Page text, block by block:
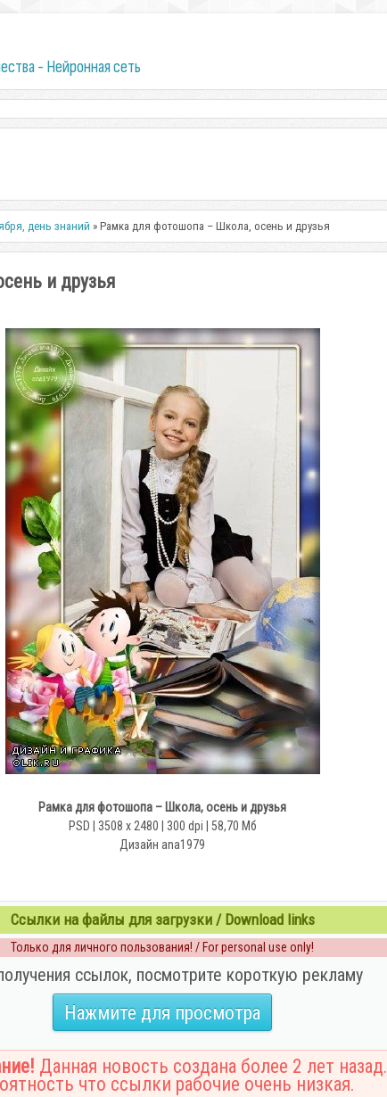
- Нейронная сеть
день знаний » Рамка для фотошопа – Школа, осень и друзья
и друзья
Рамка для фотошопа – Школа, осень и друзья
PSD | 3508 x 2480 | 300 dpi | 58,70 Мб
Дизайн аnа1979
Ссылки на файлы для загрузки / Download links
Только для личного пользования! / For personal use only!
ссылок, посмотрите короткую рекламу
Нажмите для просмотра
Данная новость создана более 2 лет назад.
что ссылки рабочие очень низкая.